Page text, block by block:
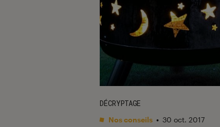
DÉCRYPTAGE
Nos conseils • 30 oct. 2017